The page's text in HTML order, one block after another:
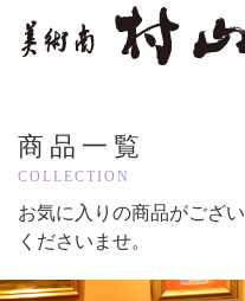
商品一覧
COLLECTION
お気に入りの商品がござ
くださいませ。